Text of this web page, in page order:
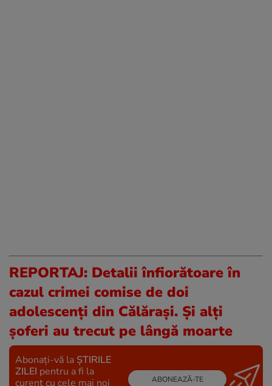
REPORTAJ: Detalii înfiorătoare în
cazul crimei comise de doi
adolescenți din Călărași. Și alți
șoferi au trecut pe lângă moarte
Abonați-vă la ȘTIRILE
ZILEI pentru a fi la
curent cu cele mai noi
ABONEAZĂ-TE